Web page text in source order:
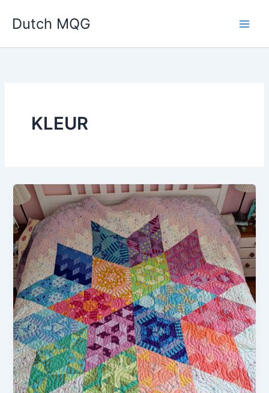
naar
inhoud
Dutch MQG
KLEUR